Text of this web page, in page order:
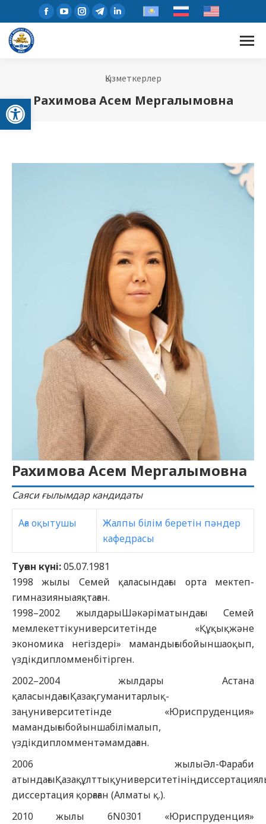
Open toolbar
Қызметкерлер
Рахимова Асем Мергалымовна
Рахимова Асем Мергалымовна
Саяси ғылымдар кандидаты
Аға оқытушы
Жалпы білім беретін пәндер
кафедрасы
Туған күні:05.07.1981
1998 жылы Семей қаласындағы орта мектеп-
гимназияныаяқтаған.
1998–2002 жылдарыШәкәріматындағы Семей
мемлекеттікуниверситетінде «Құқықжәне
экономика негіздері» мамандығыбойыншаоқып,
үздікдипломменбітірген.
2002–2004 жылдары Астана
қаласындағыҚазақгуманитарлық-
заңуниверситетінде «Юриспруденция»
мамандығыбойыншабілімалып,
үздікдипломментәмамдаған.
2006 жылыӘл-Фараби
диссертация қорғаған (Алматы қ.).
2010 жылы 6N0301 «Юриспруденция»